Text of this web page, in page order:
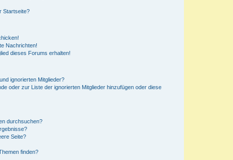
Startseite?
Nachrichten!
dieses Forums erhalten!
ignorierten Mitglieder?
oder zur Liste der ignorierten Mitglieder hinzufügen oder diese
durchsuchen?
Seite?
finden?